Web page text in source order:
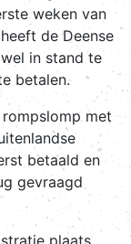
weken van
de Deense
in stand te
betalen.
met
betaald en
gevraagd